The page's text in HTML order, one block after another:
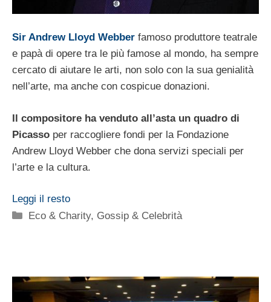
Sir Andrew Lloyd Webber famoso produttore teatrale
e papà di opere tra le più famose al mondo, ha sempre
cercato di aiutare le arti, non solo con la sua genialità
nell’arte, ma anche con cospicue donazioni.
Il compositore ha venduto all’asta un quadro di
Picasso per raccogliere fondi per la Fondazione
Andrew Lloyd Webber che dona servizi speciali per
l’arte e la cultura.
Leggi il resto
Categorie
Eco & Charity, Gossip & Celebrità